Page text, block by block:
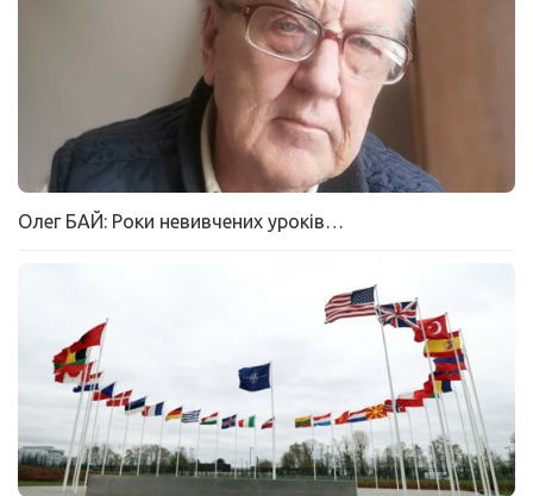
Олег БАЙ: Роки невивчених уроків…